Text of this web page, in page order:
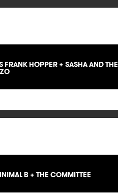
HOPPER + SASHA AND THE
B + THE COMMITTEE